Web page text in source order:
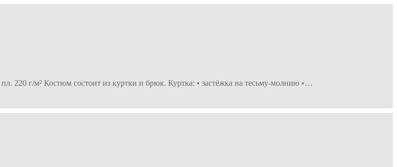
220 г/м² Костюм состоит из куртки и брюк. Куртка: • застёжка на тесьму-молнию •…